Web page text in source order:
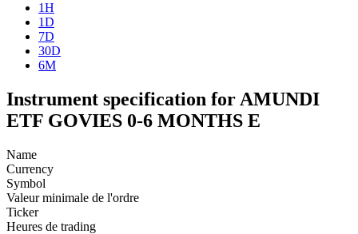
1H
1D
7D
30D
6M
Instrument specification for AMUNDI
ETF GOVIES 0-6 MONTHS E
Name
Currency
Symbol
Valeur minimale de l'ordre
Ticker
Heures de trading